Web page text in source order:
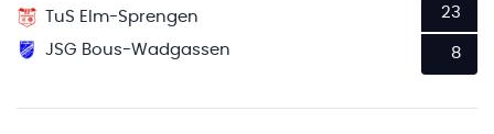
TuS Elm-Sprengen
JSG Bous-Wadgassen
23
8